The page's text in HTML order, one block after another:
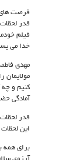
فرصت های
قدر
فیلم
خدا می
مهدی
مولایمان
کنیم و چه
آمادگی
قدر
این
برای همه